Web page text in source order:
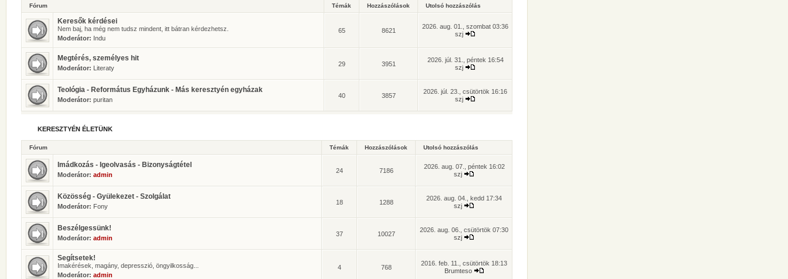
Fórum Témák Hozzászólások Utolsó hozzászólás
Keresők kérdései
Nem baj, ha még nem tudsz mindent, itt bátran kérdezhetsz.
Moderátor: Indu
65 8621
2026. aug. 01., szombat 03:36
szj
Megtérés, személyes hit
Moderátor: Literaty
29 3951
2026. júl. 31., péntek 16:54
szj
Teológia - Református Egyházunk - Más keresztyén egyházak
Moderátor: puritan
40 3857
2026. júl. 23., csütörtök 16:16
szj
KERESZTYÉN ÉLETÜNK
Fórum Témák Hozzászólások Utolsó hozzászólás
Imádkozás - Igeolvasás - Bizonyságtétel
Moderátor: admin
24 7186
2026. aug. 07., péntek 16:02
szj
Közösség - Gyülekezet - Szolgálat
Moderátor: Fony
18 1288
2026. aug. 04., kedd 17:34
szj
Beszélgessünk!
Moderátor: admin
37 10027
2026. aug. 06., csütörtök 07:30
szj
Segítsetek!
Imakérések, magány, depresszió, öngyilkosság...
Moderátor: admin
4 768
2016. feb. 11., csütörtök 18:13
Brumteso